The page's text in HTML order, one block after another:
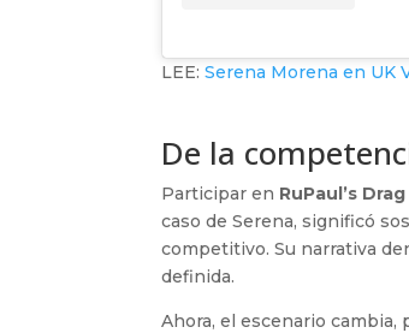
LEE:Serena Morena en UK
De la
Participar en RuPaul’s
caso de Serena, significó
competitivo. Su narrativa
definida.
Ahora, el escenario